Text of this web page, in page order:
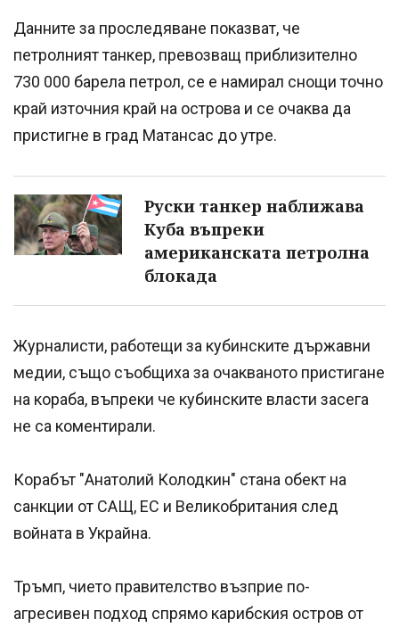
Данните за проследяване показват, че
петролният танкер, превозващ приблизително
730 000 барела петрол, се е намирал снощи точно
край източния край на острова и се очаква да
пристигне в град Матансас до утре.
Руски танкер наближава
Куба въпреки
американската петролна
блокада
Журналисти, работещи за кубинските държавни
медии, също съобщиха за очакваното пристигане
на кораба, въпреки че кубинските власти засега
не са коментирали.
Корабът "Анатолий Колодкин" стана обект на
санкции от САЩ, ЕС и Великобритания след
войната в Украйна.
Тръмп, чието правителство възприе по-
агресивен подход спрямо карибския остров от